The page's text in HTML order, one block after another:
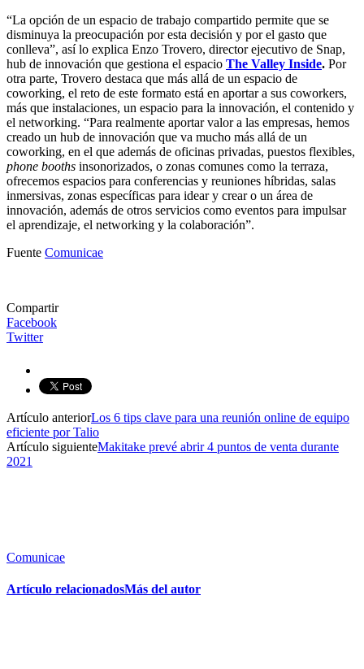
“La opción de un espacio de trabajo compartido permite que se
disminuya la preocupación por esta decisión y por el gasto que
conlleva”, así lo explica Enzo Trovero, director ejecutivo de Snap,
hub de innovación que gestiona el espacio The Valley Inside. Por
otra parte, Trovero destaca que más allá de un espacio de
coworking, el reto de este formato está en aportar a sus coworkers,
más que instalaciones, un espacio para la innovación, el contenido y
el networking. “Para realmente aportar valor a las empresas, hemos
creado un hub de innovación que va mucho más allá de un
coworking, en el que además de oficinas privadas, puestos flexibles,
phone booths insonorizados, o zonas comunes como la terraza,
ofrecemos espacios para conferencias y reuniones híbridas, salas
inmersivas, zonas específicas para idear y crear o un área de
innovación, además de otros servicios como eventos para impulsar
el aprendizaje, el networking y la colaboración”.
Fuente Comunicae
Compartir
Facebook
Twitter
Artículo anteriorLos 6 tips clave para una reunión online de equipo
eficiente por Talio
Artículo siguienteMakitake prevé abrir 4 puntos de venta durante
2021
Comunicae
Artículo relacionadosMás del autor